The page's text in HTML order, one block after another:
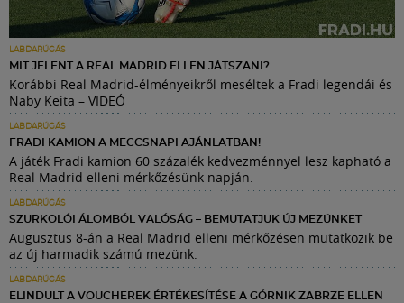
LABDARÚGÁS
MIT JELENT A REAL MADRID ELLEN JÁTSZANI?
Korábbi Real Madrid-élményeikről meséltek a Fradi legendái és
Naby Keita – VIDEÓ
LABDARÚGÁS
FRADI KAMION A MECCSNAPI AJÁNLATBAN!
A játék Fradi kamion 60 százalék kedvezménnyel lesz kapható a
Real Madrid elleni mérkőzésünk napján.
LABDARÚGÁS
SZURKOLÓI ÁLOMBÓL VALÓSÁG – BEMUTATJUK ÚJ MEZÜNKET
Augusztus 8-án a Real Madrid elleni mérkőzésen mutatkozik be
az új harmadik számú mezünk.
LABDARÚGÁS
ELINDULT A VOUCHEREK ÉRTÉKESÍTÉSE A GÓRNIK ZABRZE ELLEN